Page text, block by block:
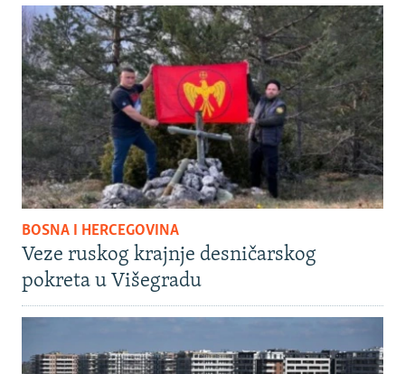
BOSNA I HERCEGOVINA
Veze ruskog krajnje desničarskog
pokreta u Višegradu